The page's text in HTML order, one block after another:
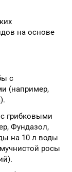
на основе
с
(например,
грибковыми
Фундазол,
на 10 л воды
росы